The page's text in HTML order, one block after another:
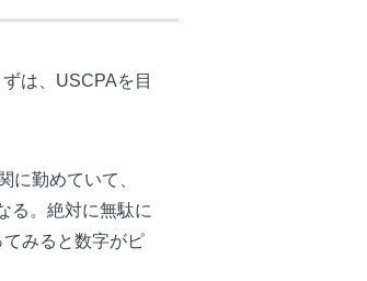
は、USCPAを目
に勤めていて、
る。絶対に無駄に
みると数字がピ